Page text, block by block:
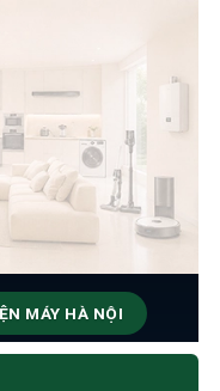
MÁY HÀ NỘI
HÀNH